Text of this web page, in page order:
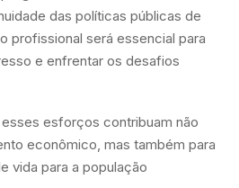
das políticas públicas de
profissional será essencial para
e enfrentar os desafios
esforços contribuam não
econômico, mas também para
vida para a população